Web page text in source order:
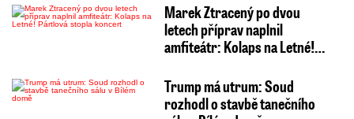
Marek Ztracený po dvou
letech příprav naplnil
amfiteátr: Kolaps na Letné!…
Trump má utrum: Soud
rozhodl o stavbě tanečního